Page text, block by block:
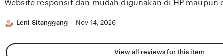
5
Website responsif dan mudah digunakan di HP maupun
Leni Sitanggang Nov 14, 2026
View all reviews for this item